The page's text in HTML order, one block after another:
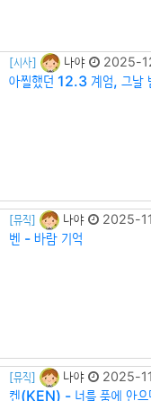
[시사] 나야 2025-
아찔했던 12.3 계엄, 그날
[뮤직] 나야 2025-
벤 - 바람 기억
[뮤직] 나야 2025-
켄(KEN) - 너를 품에 안으